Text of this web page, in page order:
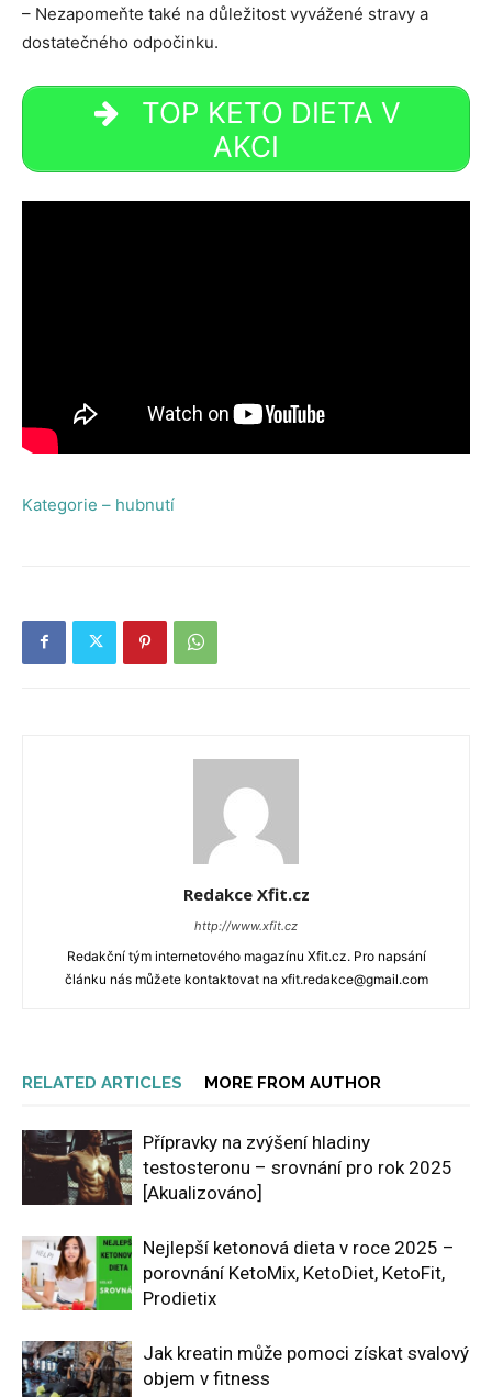
– Nezapomeňte také na důležitost vyvážené stravy a
dostatečného odpočinku.
TOP KETO DIETA V
AKCI
Kategorie – hubnutí
Redakce Xfit.cz
http://www.xfit.cz
Redakční tým internetového magazínu Xfit.cz. Pro napsání
článku nás můžete kontaktovat na xfit.redakce@gmail.com
RELATED ARTICLES MORE FROM AUTHOR
Přípravky na zvýšení hladiny
testosteronu – srovnání pro rok 2025
[Akualizováno]
Nejlepší ketonová dieta v roce 2025 –
porovnání KetoMix, KetoDiet, KetoFit,
Prodietix
Jak kreatin může pomoci získat svalový
objem v fitness